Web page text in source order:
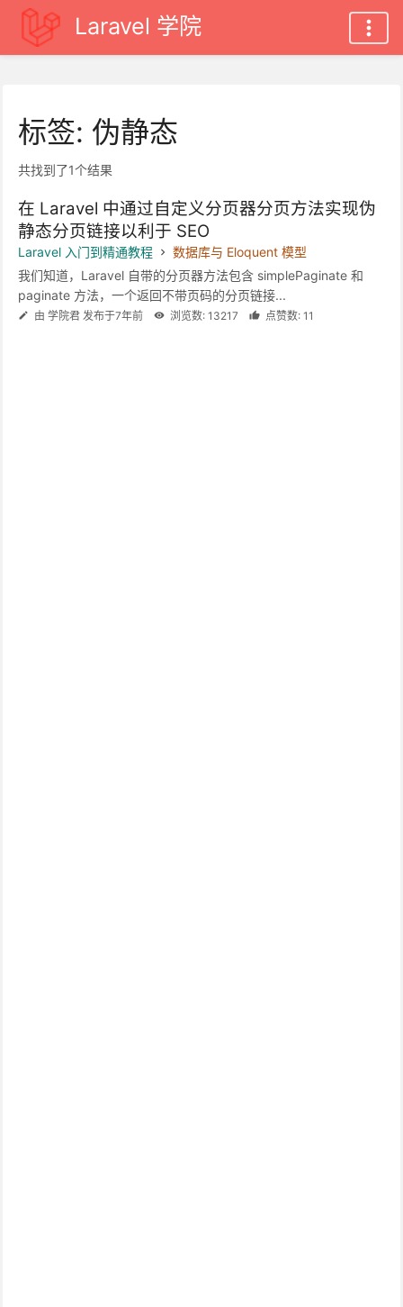
Laravel 学院
标签: 伪静态
共找到了1个结果
在 Laravel 中通过自定义分页器分页方法实现伪
静态分页链接以利于 SEO
Laravel 入门到精通教程
数据库与 Eloquent 模型
我们知道，Laravel 自带的分页器方法包含 simplePaginate 和
paginate 方法，一个返回不带页码的分页链接...
由 学院君 发布于7年前 浏览数: 13217 点赞数: 11